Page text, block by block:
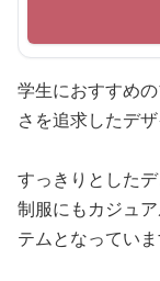
学生におすすめ
さを追求したデ
すっきりとした
制服にもカジュ
テムとなっていま